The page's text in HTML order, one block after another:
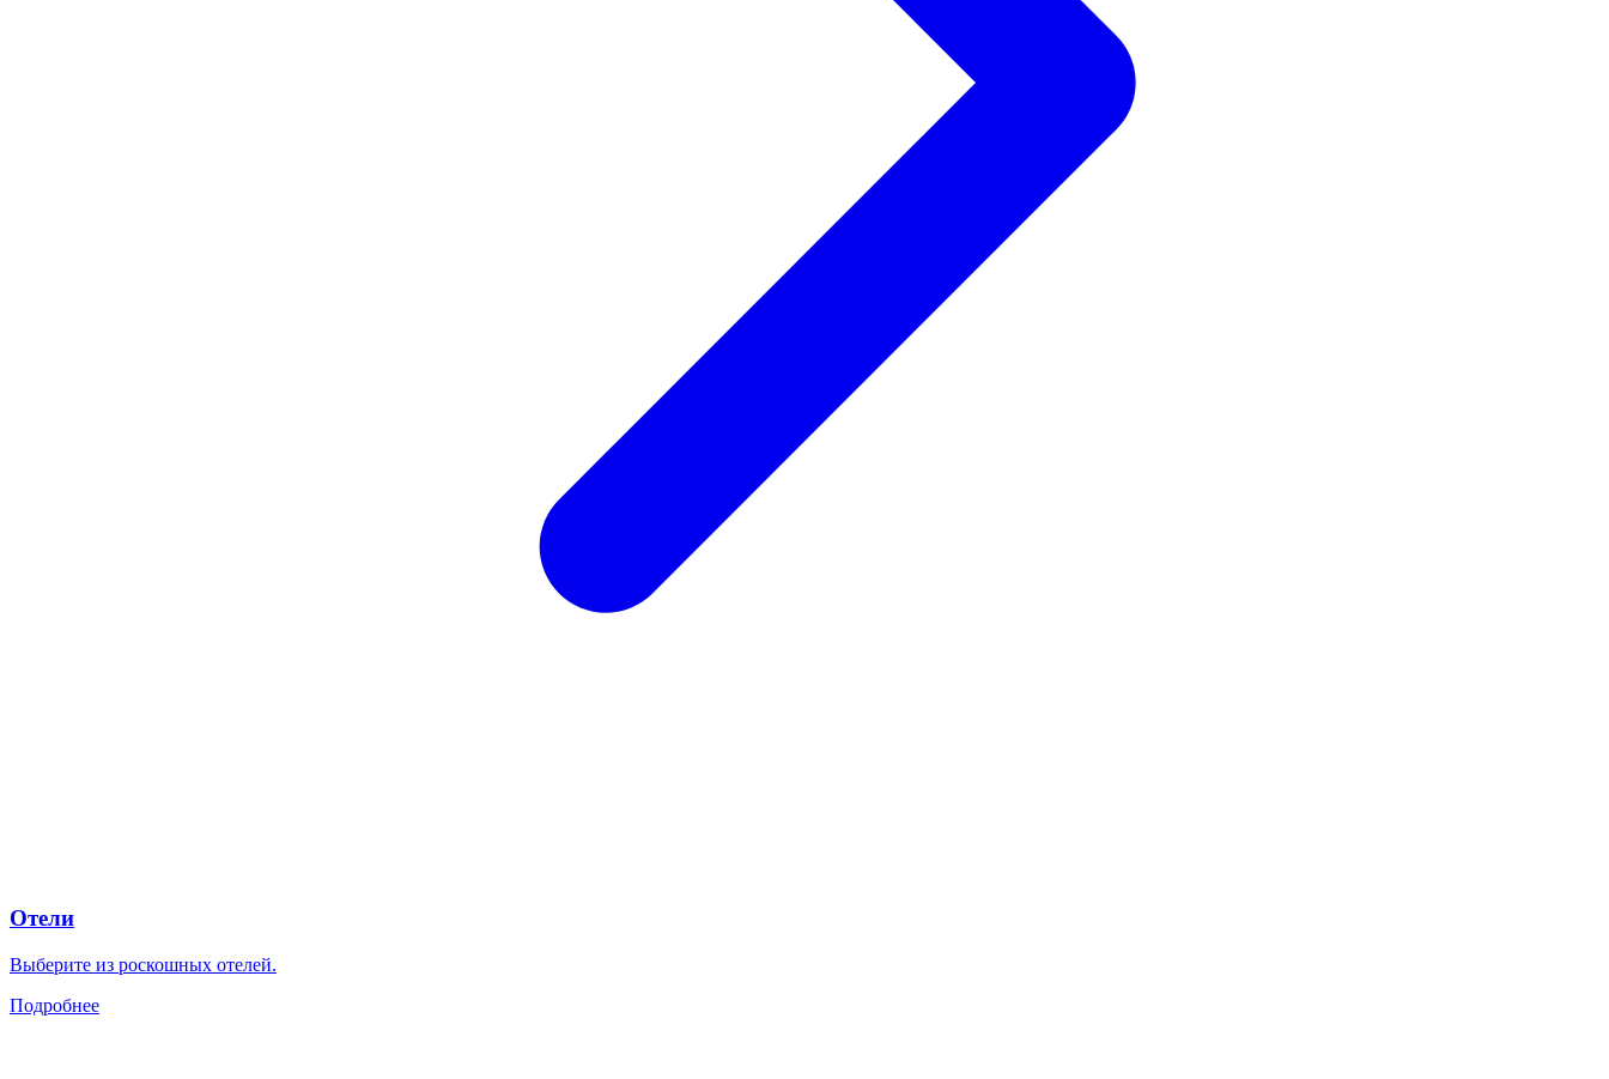
Отели
Выберите из роскошных отелей.
Подробнее